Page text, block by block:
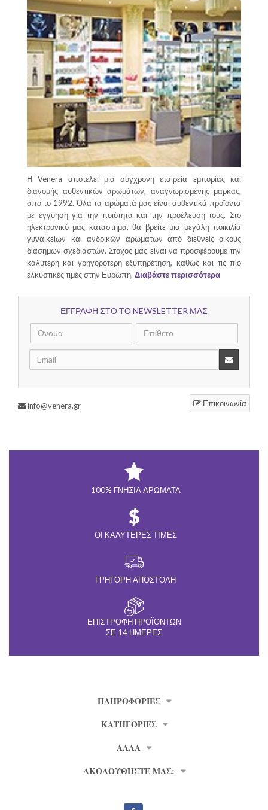
Η Venera αποτελεί μια σύγχρονη εταιρεία εμπορίας και
διανομής αυθεντικών αρωμάτων, αναγνωρισμένης μάρκας,
από το 1992. Όλα τα αρώματά μας είναι αυθεντικά προϊόντα
με εγγύηση για την ποιότητα και την προέλευσή τους. Στο
ηλεκτρονικό μας κατάστημα, θα βρείτε μια μεγάλη ποικιλία
γυναικείων και ανδρικών αρωμάτων από διεθνείς οίκους
διάσημων σχεδιαστών. Στόχος μας είναι να προσφέρουμε την
καλύτερη και γρηγορότερη εξυπηρέτηση, καθώς και τις πιο
ελκυστικές τιμές στην Ευρώπη. Διαβάστε περισσότερα
ΕΓΓΡΑΦΗ ΣΤΟ ΤΟ NEWSLETTER ΜΑΣ
Επικοινωνία
info@venera.gr
100% ΓΝΉΣΙΑ ΑΡΏΜΑΤΑ
ΟΙ ΚΑΛΎΤΕΡΕΣ ΤΙΜΈΣ
ΓΡΉΓΟΡΗ ΑΠΟΣΤΟΛΉ
ΕΠΙΣΤΡΟΦΉ ΠΡΟΪΌΝΤΩΝ
ΣΕ 14 ΗΜΈΡΕΣ
ΠΛΗΡΟΦΟΡΊΕΣ
ΚΑΤΗΓΟΡΙΕΣ
ΑΛΛΑ
ΑΚΟΛΟΥΘΗΣΤΕ ΜΑΣ: